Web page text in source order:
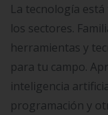
La tecnología
los sectores.
herramientas y
para tu campo.
inteligencia
programación y